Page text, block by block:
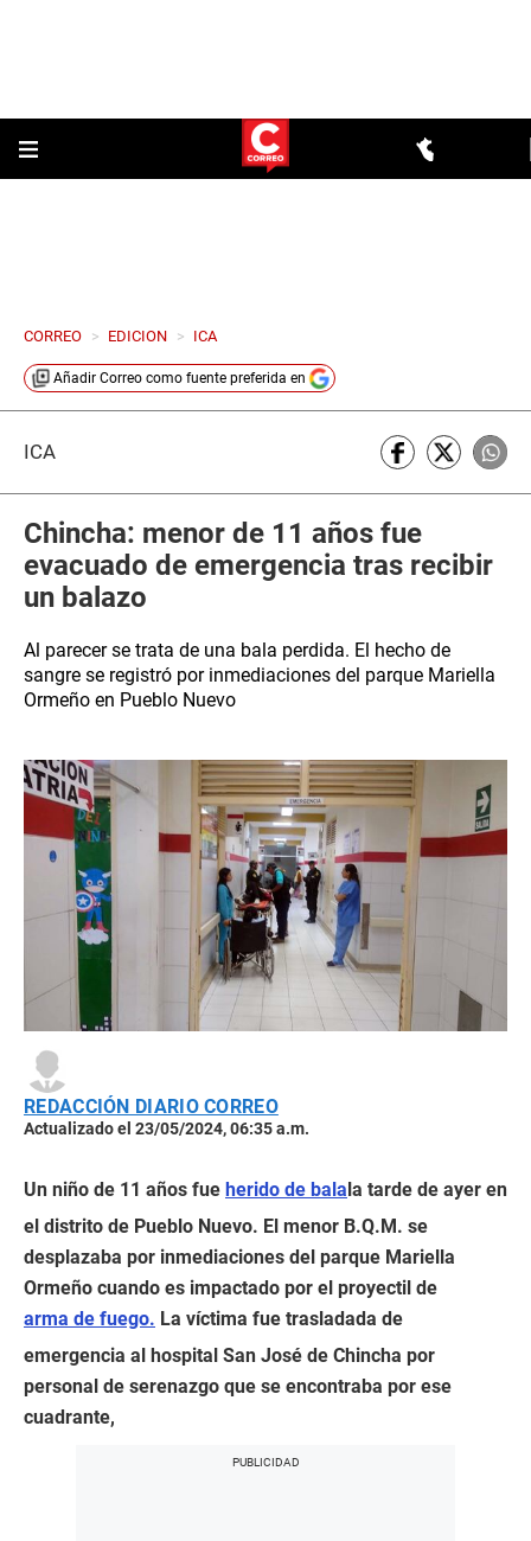
CORREO > EDICION > ICA
Añadir Correo como fuente preferida en
ICA
Chincha: menor de 11 años fue
evacuado de emergencia tras recibir
un balazo
Al parecer se trata de una bala perdida. El hecho de
sangre se registró por inmediaciones del parque Mariella
Ormeño en Pueblo Nuevo
REDACCIÓN DIARIO CORREO
Actualizado el 23/05/2024, 06:35 a.m.
Un niño de 11 años fue herido de bala la tarde de ayer en
el distrito de Pueblo Nuevo. El menor B.Q.M. se
desplazaba por inmediaciones del parque Mariella
Ormeño cuando es impactado por el proyectil de
arma de fuego. La víctima fue trasladada de
emergencia al hospital San José de Chincha por
personal de serenazgo que se encontraba por ese
cuadrante,